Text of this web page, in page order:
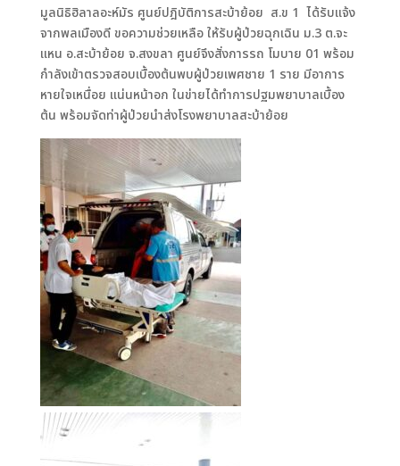
มูลนิธิฮิลาลอะห์มัร ศูนย์ปฎิบัติการสะบ้าย้อย ส.ข 1 ได้รับแจ้ง
จากพลเมืองดี ขอความช่วยเหลือ ให้รับผู้ป่วยฉุกเฉิน ม.3 ต.จะ
แหน อ.สะบ้าย้อย จ.สงขลา ศูนย์จึงสั่งการรถ โมบาย 01 พร้อม
กำลังเข้าตรวจสอบเบื้องต้นพบผู้ป่วยเพศชาย 1 ราย มีอาการ
หายใจเหนื่อย แน่นหน้าอก ในข่ายได้ทำการปฐมพยาบาลเบื้อง
ต้น พร้อมจัดท่าผู้ป่วยนำส่งโรงพยาบาลสะบ้าย้อย